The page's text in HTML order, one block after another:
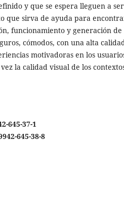
y que se espera lleguen a
que sirva de ayuda para
funcionamiento y generación de
cómodos, con una alta
motivadoras en los
la calidad visual de los
645-37-1
645-38-8